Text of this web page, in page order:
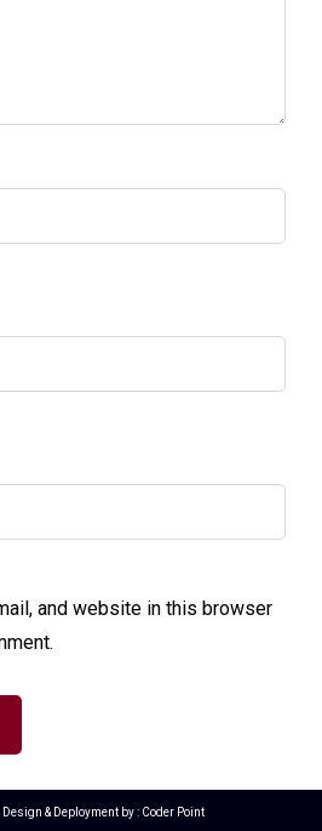
and website in this browser
& Deployment by : Coder Point